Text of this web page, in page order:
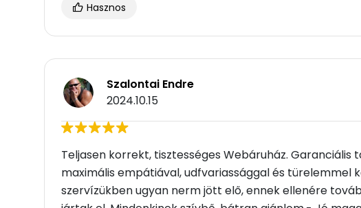
Hasznos
Szalontai Endre
2024.10.15
Teljasen korrekt, tisztességes Webáruház.
maximális empátiával, udfvariassággal és türelemmel
szervízükben ugyan nerm jött elő, ennek ellenére